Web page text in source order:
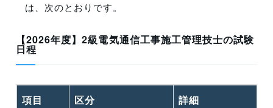
は、次のとおりです。
【2026年度】2級電気通信工事施工管理技士の試験
日程
項目 区分 詳細